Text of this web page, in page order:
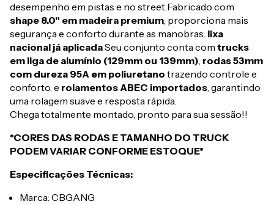
desempenho em pistas e no street.Fabricado com
shape 8.0" em madeira premium, proporciona mais
segurança e conforto durante as manobras. lixa
nacional já aplicadaSeu conjunto conta com trucks
em liga de alumínio (129mm ou 139mm), rodas 53mm
com dureza 95A em poliuretano trazendo controle e
conforto, e rolamentos ABEC importados, garantindo
uma rolagem suave e resposta rápida.
Chega totalmente montado, pronto para sua sessão!!
*CORES DAS RODAS E TAMANHO DO TRUCK
PODEM VARIAR CONFORME ESTOQUE*
Especificações Técnicas:
Marca: CBGANG